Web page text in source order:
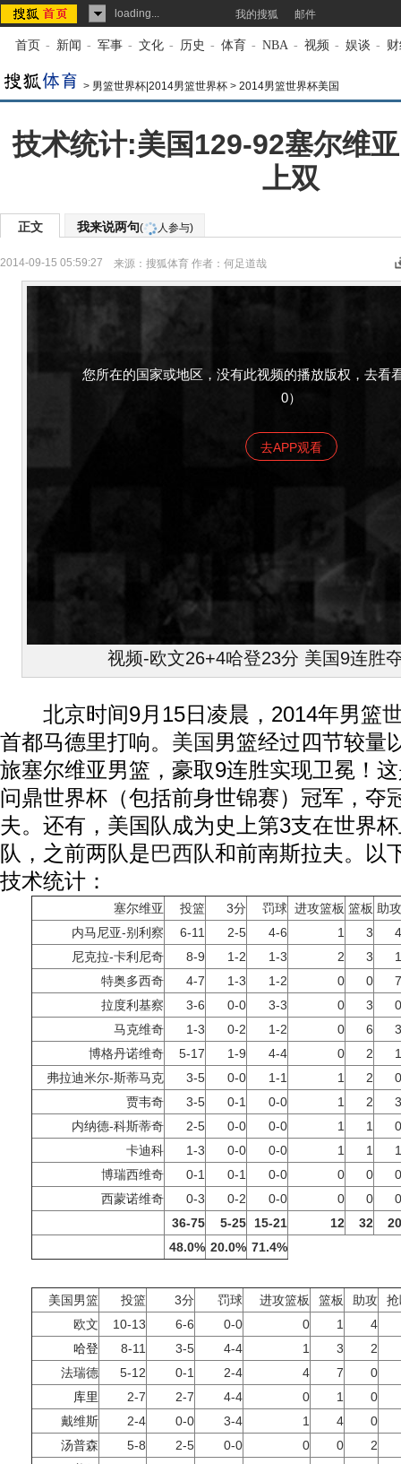
loading... 我的搜狐 邮件
首页 - 新闻 - 军事 - 文化 - 历史 - 体育 - NBA - 视频 - 娱谈 -
> 男篮世界杯|2014男篮世界杯 > 2014男篮世界杯美国
技术统计:美国129-92塞尔维
上双
正文 我来说两句( 人参与)
2014-09-15 05:59:27 来源： 搜狐体育 作者：何足道哉
您所在的国家或地区，没有此视频的播放版权，去看
0）
去APP观看
视频-欧文26+4哈登23分 美国9连胜
北京时间9月15日凌晨，2014年男篮
首都马德里打响。 美国 男篮经过四节较量
旅塞尔维亚男篮，豪取9连胜实现卫冕！
问鼎世界杯（包括前身世锦赛）冠军，夺
夫。还有，美国队成为史上第3支在世界
队，之前两队是巴西队和前南斯拉夫。以
技术统计：
塞尔维亚 投篮 3分 罚球 进攻篮板 篮板 助攻
内马尼亚-别利察
6-11 2-5 4-6 1 3
4
尼克拉-卡利尼奇
8-9 1-2 1-3 2 3
1
特奥多西奇
4-7 1-3 1-2 0 0
7
拉度利基察
3-6 0-0 3-3 0 3
0
马克维奇
1-3 0-2 1-2 0 6
3
博格丹诺维奇
5-17 1-9 4-4 0 2
1
弗拉迪米尔-斯蒂马克
3-5 0-0 1-1 1 2
0
贾韦奇
3-5 0-1 0-0 1 2
3
内纳德-科斯蒂奇
2-5 0-0 0-0 1 1
0
卡迪科
1-3 0-0 0-0 1 1
1
博瑞西维奇
0-1 0-1 0-0 0 0
0
西蒙诺维奇
0-3 0-2 0-0 0 0
0
36-75
5-25 15-21 12 32
20
48.0% 20.0% 71.4%
美国男篮 投篮 3分 罚球 进攻篮板 篮板 助攻
欧文
10-13 6-6 0-0 0 1
4
哈登
8-11 3-5 4-4 1 3
2
法瑞德
5-12 0-1 2-4 4 7
0
库里
2-7 2-7 4-4 0 1
0
戴维斯
2-4 0-0 3-4 1 4
0
汤普森
5-8 2-5 0-0 0 0
2